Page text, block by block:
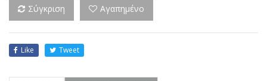
Σύγκριση Αγαπημένο
Like Tweet